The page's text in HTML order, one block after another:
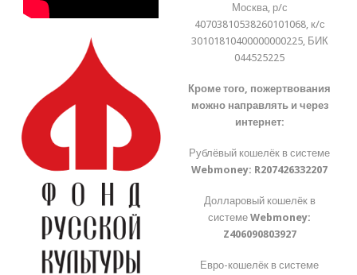
Москва, р/с
40703810538260101068, к/с
30101810400000000225, БИК
044525225
Кроме того, пожертвования
можно направлять и через
интернет:
Рублёвый кошелёк в системе
Webmoney: R207426332207
Долларовый кошелёк в
системеWebmoney:
Z406090803927
Евро-кошелёк в системе